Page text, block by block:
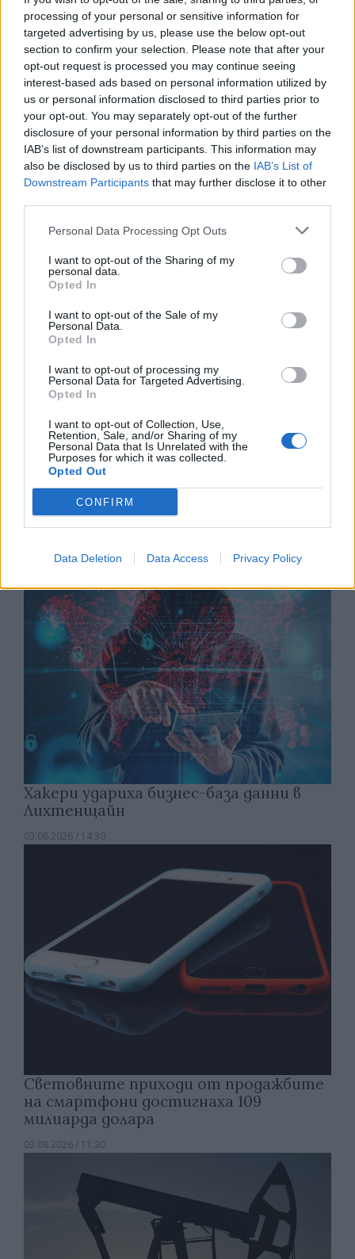
processing of your personal or sensitive information for
targeted advertising by us, please use the below opt-out
section to confirm your selection. Please note that after your
opt-out request is processed you may continue seeing
interest-based ads based on personal information utilized by
us or personal information disclosed to third parties prior to
your opt-out. You may separately opt-out of the further
disclosure of your personal information by third parties on the
IAB’s list of downstream participants. This information may
also be disclosed by us to third parties on the IAB’s List of
Downstream Participants that may further disclose it to other
Personal Data Processing Opt Outs
I want to opt-out of the Sharing of my
personal data.
Opted In
I want to opt-out of the Sale of my
Personal Data.
Opted In
I want to opt-out of processing my
Personal Data for Targeted Advertising.
Opted In
I want to opt-out of Collection, Use,
Retention, Sale, and/or Sharing of my
Personal Data that Is Unrelated with the
Purposes for which it was collected.
Opted Out
CONFIRM
Data Deletion Data Access Privacy Policy
Търговският дефицит на САЩ с ЕС е
нараснал с 36,4% през юни
04.08.2026 / 16:00
Китай си построи свой курорт
Санторини
Хакери удариха бизнес-база данни в
Лихтенщайн
03.08.2026 / 14:30
Световните приходи от продажбите
на смартфони достигнаха 109
милиарда долара
03.08.2026 / 11:30